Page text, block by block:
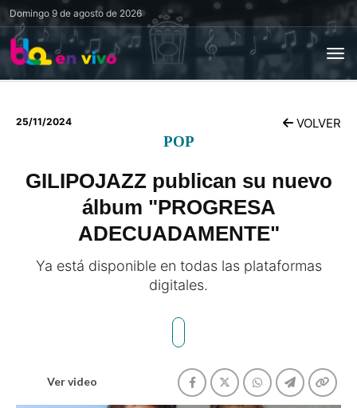
Domingo 9 de agosto de 2026
25/11/2024 VOLVER
POP
GILIPOJAZZ publican su nuevo
álbum "PROGRESA
ADECUADAMENTE"
Ya está disponible en todas las plataformas
digitales.
Ver video